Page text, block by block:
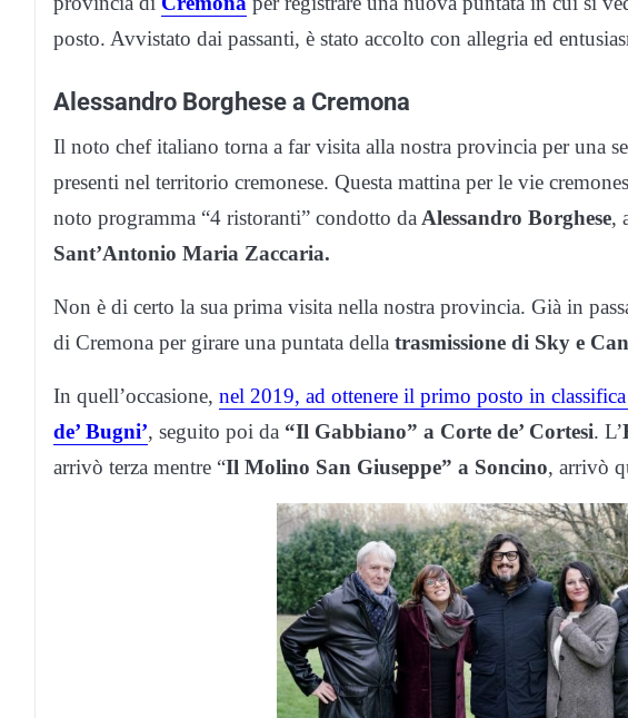
posto. Avvistato dai passanti, è stato accolto con allegria ed
Alessandro Borghese a Cremona
Il noto chef italiano torna a far visita alla nostra provincia per una
presenti nel territorio cremonese. Questa mattina per le vie
noto programma “4 ristoranti” condotto daAlessandro Borghese,
Sant’Antonio Maria Zaccaria.
Non è di certo la sua prima visita nella nostra provincia. Già in
di Cremona per girare una puntata della trasmissione di Sky e
In quell’occasione, nel 2019, ad ottenere il primo posto in
de’ Bugni’, seguito poi da “Il Gabbiano” a Corte de’ Cortesi. L’
arrivò terza mentre “Il Molino San Giuseppe” a Soncino, arrivò